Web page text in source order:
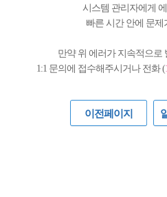
시스템 관리자에게
빠른 시간 안에 문
만약 위 에러가 지속적으로
1:1 문의에 접수해주시거나 전화 (
이전페이지